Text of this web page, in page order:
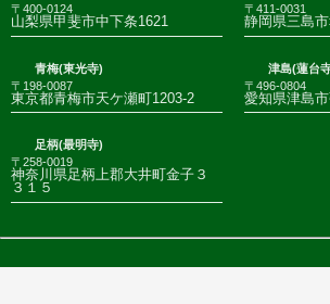
〒400-0124
山梨県甲斐市中下条1621
〒411-0031
静岡県三島
青梅(東光寺)
〒198-0087
東京都青梅市天ケ瀬町1203-2
津島(蓮台
〒496-0804
愛知県津島
足柄(最明寺)
〒258-0019
神奈川県足柄上郡大井町金子３
３１５